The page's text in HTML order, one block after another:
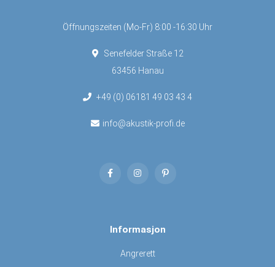
Öffnungszeiten (Mo-Fr) 8:00 -16:30 Uhr
Senefelder Straße 12
63456 Hanau
+49 (0) 06181 49 03 43 4
info@akustik-profi.de
Informasjon
Angrerett